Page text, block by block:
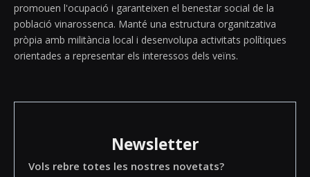
promouen l'ocupació i garanteixen el benestar social de la
població vinarossenca. Manté una estructura organitzativa
pròpia amb militància local i desenvolupa activitats polítiques
orientades a representar els interessos dels veïns.
Newsletter
Vols rebre totes les nostres novetats?